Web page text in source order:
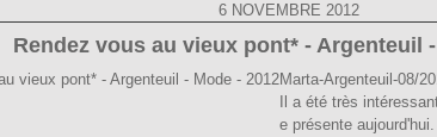
6 NOVEMBRE 2012
Rendez vous au vieux pont* - Argenteuil
Marta-Argenteuil-08/
Il a été très
e présente